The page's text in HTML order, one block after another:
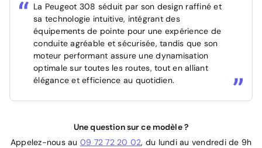
La Peugeot 308 séduit par son design raffiné et
sa technologie intuitive, intégrant des
équipements de pointe pour une expérience de
conduite agréable et sécurisée, tandis que son
moteur performant assure une dynamisation
optimale sur toutes les routes, tout en alliant
élégance et efficience au quotidien.
Une question sur ce modèle ?
Appelez-nous au 09 72 72 20 02, du lundi au vendredi de 9h